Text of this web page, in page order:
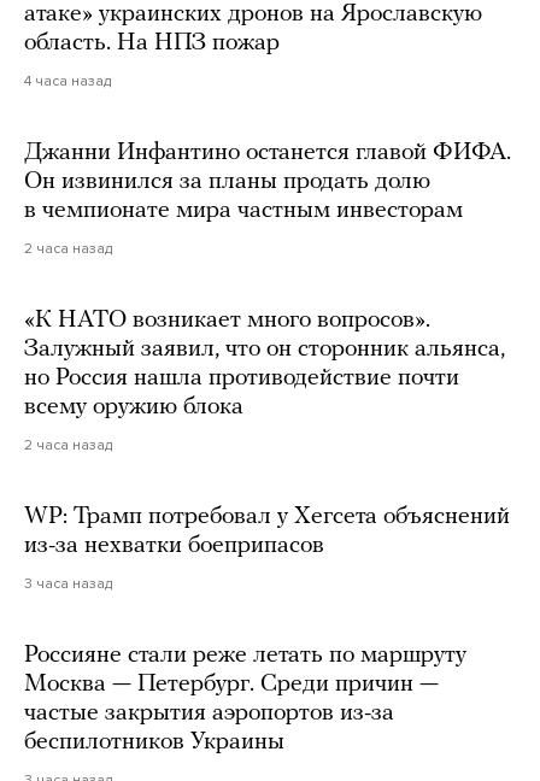
атаке» украинских дронов на Ярославскую
область. На НПЗ пожар
4 часа назад
Джанни Инфантино останется главой ФИФА.
Он извинился за планы продать долю
в чемпионате мира частным инвесторам
2 часа назад
«К НАТО возникает много вопросов».
Залужный заявил, что он сторонник альянса,
но Россия нашла противодействие почти
всему оружию блока
2 часа назад
WP: Трамп потребовал у Хегсета объяснений
из-за нехватки боеприпасов
3 часа назад
Россияне стали реже летать по маршруту
Москва — Петербург. Среди причин —
частые закрытия аэропортов из-за
беспилотников Украины